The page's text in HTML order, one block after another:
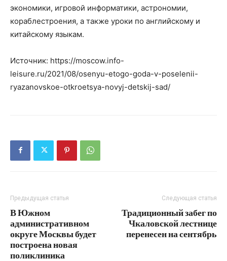
экономики, игровой информатики, астрономии,
кораблестроения, а также уроки по английскому и
китайскому языкам.
Источник: https://moscow.info-
leisure.ru/2021/08/osenyu-etogo-goda-v-poselenii-
ryazanovskoe-otkroetsya-novyj-detskij-sad/
Предыдущая статья
В Южном
административном
округе Москвы будет
построена новая
поликлиника
Следующая статья
Традиционный забег по
Чкаловской лестнице
перенесен на сентябрь